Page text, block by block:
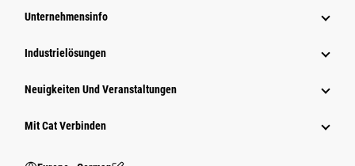
Unternehmensinfo
Industrielösungen
Neuigkeiten Und Veranstaltungen
Mit Cat Verbinden